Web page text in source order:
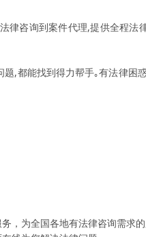
律咨询到案件代理,提供全程法
,都能找到得力帮手｡有法律困
，为全国各地有法律咨询需求